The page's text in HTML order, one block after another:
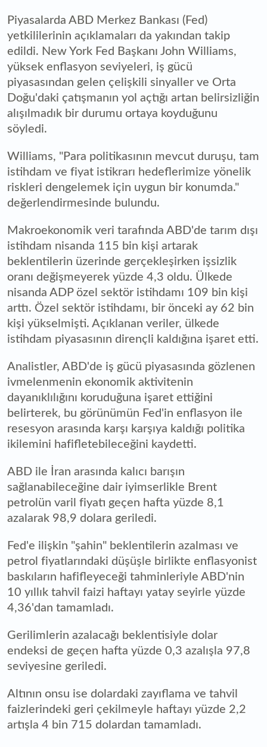
Piyasalarda ABD Merkez Bankası (Fed)
yetkililerinin açıklamaları da yakından takip
edildi. New York Fed Başkanı John Williams,
yüksek enflasyon seviyeleri, iş gücü
piyasasından gelen çelişkili sinyaller ve Orta
Doğu'daki çatışmanın yol açtığı artan belirsizliğin
alışılmadık bir durumu ortaya koyduğunu
söyledi.
Williams, "Para politikasının mevcut duruşu, tam
istihdam ve fiyat istikrarı hedeflerimize yönelik
riskleri dengelemek için uygun bir konumda."
değerlendirmesinde bulundu.
Makroekonomik veri tarafında ABD'de tarım dışı
istihdam nisanda 115 bin kişi artarak
beklentilerin üzerinde gerçekleşirken işsizlik
oranı değişmeyerek yüzde 4,3 oldu. Ülkede
nisanda ADP özel sektör istihdamı 109 bin kişi
arttı. Özel sektör istihdamı, bir önceki ay 62 bin
kişi yükselmişti. Açıklanan veriler, ülkede
istihdam piyasasının dirençli kaldığına işaret etti.
Analistler, ABD'de iş gücü piyasasında gözlenen
ivmelenmenin ekonomik aktivitenin
dayanıklılığını koruduğuna işaret ettiğini
belirterek, bu görünümün Fed'in enflasyon ile
resesyon arasında karşı karşıya kaldığı politika
ikilemini hafifletebileceğini kaydetti.
ABD ile İran arasında kalıcı barışın
sağlanabileceğine dair iyimserlikle Brent
petrolün varil fiyatı geçen hafta yüzde 8,1
azalarak 98,9 dolara geriledi.
Fed'e ilişkin "şahin" beklentilerin azalması ve
petrol fiyatlarındaki düşüşle birlikte enflasyonist
baskıların hafifleyeceği tahminleriyle ABD'nin
10 yıllık tahvil faizi haftayı yatay seyirle yüzde
4,36'dan tamamladı.
Gerilimlerin azalacağı beklentisiyle dolar
endeksi de geçen hafta yüzde 0,3 azalışla 97,8
seviyesine geriledi.
Altının onsu ise dolardaki zayıflama ve tahvil
faizlerindeki geri çekilmeyle haftayı yüzde 2,2
artışla 4 bin 715 dolardan tamamladı.